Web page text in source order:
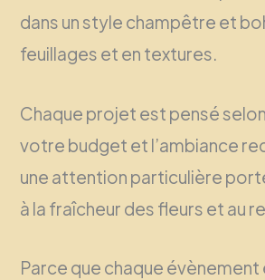
dans un style champêtre et
feuillages et en textures.
Chaque projet est pensé
votre budget et l’ambiance
une attention particulière
à la fraîcheur des fleurs et au
Parce que chaque évènement